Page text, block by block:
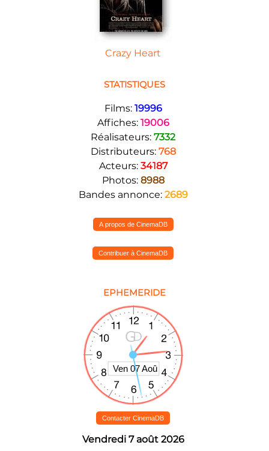
Crazy Heart
STATISTIQUES
Films: 19996
Affiches: 19006
Réalisateurs: 7332
Distributeurs: 768
Acteurs: 34187
Photos: 8988
Bandes annonce: 2689
A propos de CinemaDB
Contribuer à CinemaDB
EPHEMERIDE
Contacter CinemaDB
Vendredi 7 août 2026